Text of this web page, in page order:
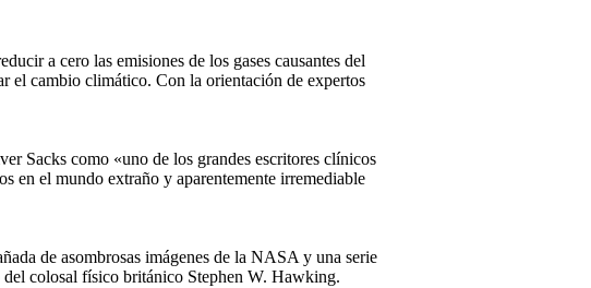
a cero las emisiones de los gases causantes del
el cambio climático. Con la orientación de expertos
Sacks como «uno de los grandes escritores clínicos
en el mundo extraño y aparentemente irremediable
de asombrosas imágenes de la NASA y una serie
del colosal físico británico Stephen W. Hawking.